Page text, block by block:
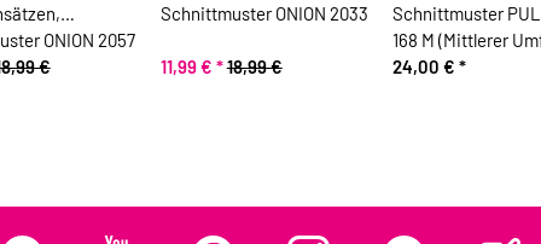
ONION 2057
€
Schnittmuster ONION 2033
11,99 € *18,99 €
Schnittmuster
168 M (Mittlerer
24,00 € *